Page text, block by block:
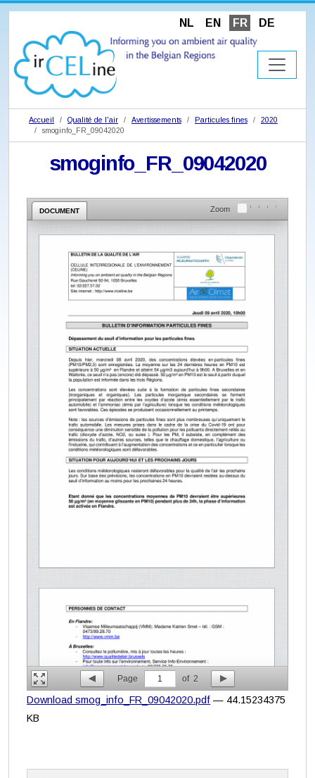
NL EN FR DE
Accueil Qualité de l'air Avertissements Particules fines
2020
smoginfo_FR_09042020
smoginfo_FR_09042020
DOCUMENT Zoom
Page 1 of 2
Download smog_info_FR_09042020.pdf — 44.15234375
KB